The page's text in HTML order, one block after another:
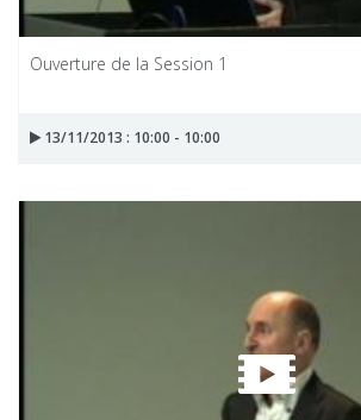
Ouverture de la Session 1
13/11/2013 : 10:00 - 10:00